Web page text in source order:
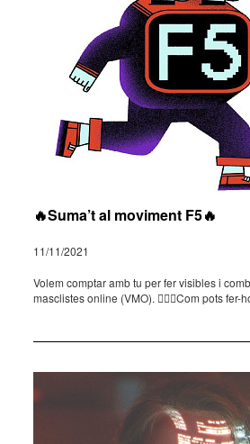
🔥Suma’t al moviment F5🔥
11/11/2021
Volem comp­tar amb tu per fer visi­bles i
masclis­tes online (VMO). 🤷🏽‍♀️­Com pots